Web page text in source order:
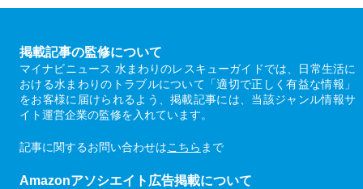
掲載記事の監修について
マイナビニュース 水まわりのレスキューガイドでは、日常生活に
おける水まわりのトラブルについて「適切で正しく有益な情報」
をお客様に届けられるよう、掲載記事には、当該ジャンル情報サ
イト運営企業の監修を入れています。
記事に関するお問い合わせはこちら まで
Amazonアソシエイト広告掲載について